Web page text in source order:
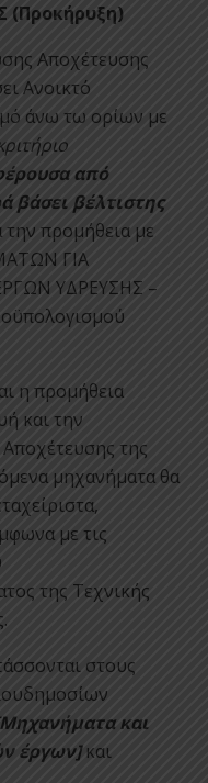
(Προκήρυξη)
Αποχέτευσης
Ανοικτό
άνω τω ορίων με
από
βάσει βέλτιστης
την προμήθεια με
ΓΙΑ
ΥΔΡΕΥΣΗΣ –
η προμήθεια
και την
της
μηχανήματα θα
με τις
της Τεχνικής
στους
και
έργων]και